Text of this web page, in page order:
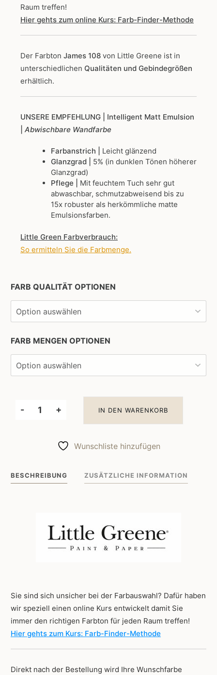
Raum treffen!
Hier gehts zum online Kurs: Farb-Finder-Methode
Der Farbton James 108 von Little Greene ist in
unterschiedlichen Qualitäten und Gebindegrößen
erhältlich.
UNSERE EMPFEHLUNG
| Intelligent Matt Emulsion
Abwischbare Wandfarbe
Farbanstrich | Leicht glänzend
Glanzgrad | 5% (in dunklen Tönen höherer
Glanzgrad)
Pflege | Mit feuchtem Tuch sehr gut
abwaschbar, schmutzabweisend bis zu
15x robuster als herkömmliche matte
Emulsionsfarben.
Little Green Farbverbrauch:
So ermitteln Sie die Farbmenge.
FARB QUALITÄT OPTIONEN
FARB MENGEN OPTIONEN
-
Little
Wandfarbe
Menge
+ IN DEN WARENKORB
Wunschliste hinzufügen
BESCHREIBUNG ZUSÄTZLICHE INFORMATION
Sie sind sich unsicher bei der Farbauswahl? Dafür haben
wir speziell einen online Kurs entwickelt damit Sie
immer den richtigen Farbton für jeden Raum treffen!
Hier gehts zum Kurs: Farb-Finder-Methode
Direkt nach der Bestellung wird Ihre Wunschfarbe